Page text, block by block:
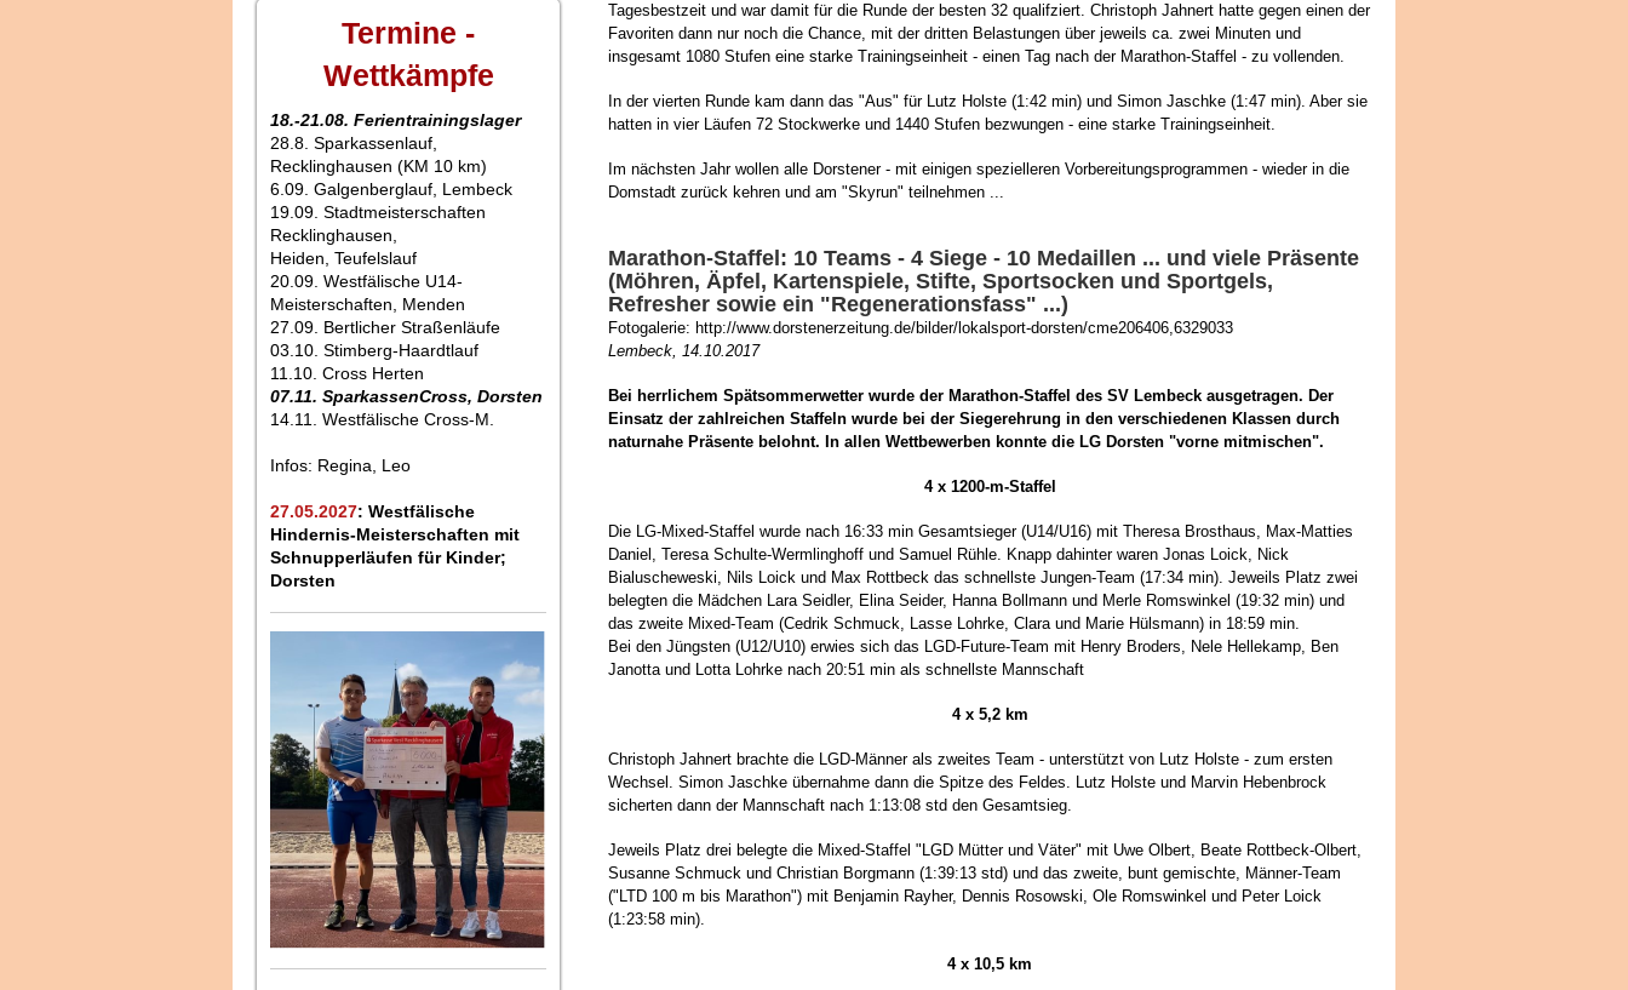
Termine -
Wettkämpfe
18.-21.08. Ferientrainingslager
28.8. Sparkassenlauf,
Recklinghausen (KM 10 km)
6.09. Galgenberglauf, Lembeck
19.09. Stadtmeisterschaften
Recklinghausen,
Heiden, Teufelslauf
20.09. Westfälische U14-
Meisterschaften, Menden
27.09. Bertlicher Straßenläufe
03.10. Stimberg-Haardtlauf
11.10. Cross Herten
07.11. SparkassenCross, Dorsten
14.11. Westfälische Cross-M.
Infos: Regina, Leo
27.05.2027: Westfälische
Hindernis-Meisterschaften mit
Schnupperläufen für Kinder;
Dorsten
Tagesbestzeit und war damit für die Runde der besten 32 qualifziert. Christoph Jahnert hatte gegen einen der
Favoriten dann nur noch die Chance, mit der dritten Belastungen über jeweils ca. zwei Minuten und
insgesamt 1080 Stufen eine starke Trainingseinheit - einen Tag nach der Marathon-Staffel - zu vollenden.
In der vierten Runde kam dann das "Aus" für Lutz Holste (1:42 min) und Simon Jaschke (1:47 min). Aber sie
hatten in vier Läufen 72 Stockwerke und 1440 Stufen bezwungen - eine starke Trainingseinheit.
Im nächsten Jahr wollen alle Dorstener - mit einigen spezielleren Vorbereitungsprogrammen - wieder in die
Domstadt zurück kehren und am "Skyrun" teilnehmen ...
Marathon-Staffel: 10 Teams - 4 Siege - 10 Medaillen ... und viele Präsente
(Möhren, Äpfel, Kartenspiele, Stifte, Sportsocken und Sportgels,
Refresher sowie ein "Regenerationsfass" ...)
Fotogalerie: http://www.dorstenerzeitung.de/bilder/lokalsport-dorsten/cme206406,6329033
Lembeck, 14.10.2017
Bei herrlichem Spätsommerwetter wurde der Marathon-Staffel des SV Lembeck ausgetragen. Der
Einsatz der zahlreichen Staffeln wurde bei der Siegerehrung in den verschiedenen Klassen durch
naturnahe Präsente belohnt. In allen Wettbewerben konnte die LG Dorsten "vorne mitmischen".
4 x 1200-m-Staffel
Die LG-Mixed-Staffel wurde nach 16:33 min Gesamtsieger (U14/U16) mit Theresa Brosthaus, Max-Matties
Daniel, Teresa Schulte-Wermlinghoff und Samuel Rühle. Knapp dahinter waren Jonas Loick, Nick
Bialuscheweski, Nils Loick und Max Rottbeck das schnellste Jungen-Team (17:34 min). Jeweils Platz zwei
belegten die Mädchen Lara Seidler, Elina Seider, Hanna Bollmann und Merle Romswinkel (19:32 min) und
das zweite Mixed-Team (Cedrik Schmuck, Lasse Lohrke, Clara und Marie Hülsmann) in 18:59 min.
Bei den Jüngsten (U12/U10) erwies sich das LGD-Future-Team mit Henry Broders, Nele Hellekamp, Ben
Janotta und Lotta Lohrke nach 20:51 min als schnellste Mannschaft
4 x 5,2 km
Christoph Jahnert brachte die LGD-Männer als zweites Team - unterstützt von Lutz Holste - zum ersten
Wechsel. Simon Jaschke übernahme dann die Spitze des Feldes. Lutz Holste und Marvin Hebenbrock
sicherten dann der Mannschaft nach 1:13:08 std den Gesamtsieg.
Jeweils Platz drei belegte die Mixed-Staffel "LGD Mütter und Väter" mit Uwe Olbert, Beate Rottbeck-Olbert,
Susanne Schmuck und Christian Borgmann (1:39:13 std) und das zweite, bunt gemischte, Männer-Team
("LTD 100 m bis Marathon") mit Benjamin Rayher, Dennis Rosowski, Ole Romswinkel und Peter Loick
(1:23:58 min).
4 x 10,5 km